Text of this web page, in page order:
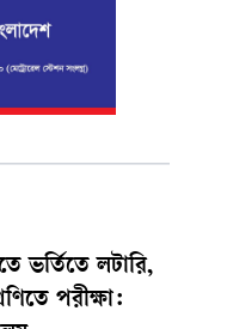
ভর্তিতে লটারি,
পরীক্ষা: